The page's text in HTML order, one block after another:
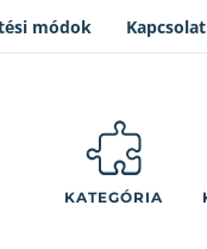
módok Kapcsolat
KATEGÓRIA